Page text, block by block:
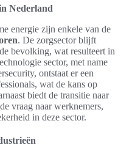
Nederland
energie zijn enkele van de
. De zorgsector blijft
bevolking, wat resulteert in
sector, met name
ontstaat er een
wat de kans op
biedt de transitie naar
vraag naar werknemers,
in deze sector.